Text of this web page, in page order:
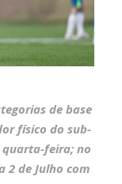
de base
físico do sub-
quarta-feira; no
2 de Julho com